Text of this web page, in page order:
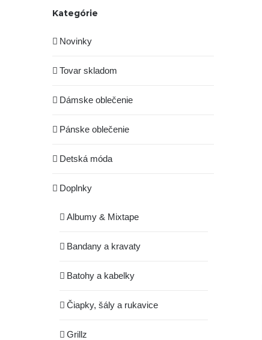
Kategórie
Novinky
Tovar skladom
Dámske oblečenie
Pánske oblečenie
Detská móda
Doplnky
Albumy & Mixtape
Bandany a kravaty
Batohy a kabelky
Čiapky, šály a rukavice
Grillz